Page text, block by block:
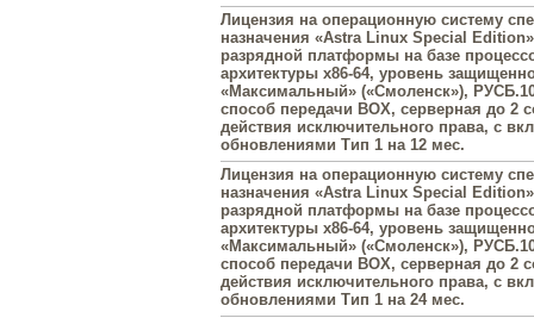
Лицензия на операционную систему
назначения «Astra Linux Special
разрядной платформы на базе
архитектуры х86-64, уровень
«Максимальный» («Смоленск»),
способ передачи BOX, серверная до 2
действия исключительного права, с
обновлениями Тип 1 на 12 мес.
Лицензия на операционную систему
назначения «Astra Linux Special
разрядной платформы на базе
архитектуры х86-64, уровень
«Максимальный» («Смоленск»),
способ передачи BOX, серверная до 2
действия исключительного права, с
обновлениями Тип 1 на 24 мес.